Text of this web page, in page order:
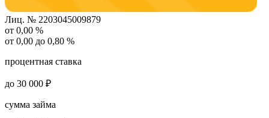
Лиц. № 2203045009879
от 0,00 %
от 0,00 до 0,80 %
процентная ставка
до 30 000 ₽
сумма займа